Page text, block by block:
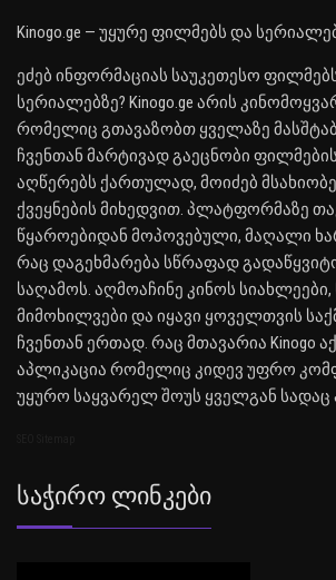
Kinogo.ge — უყურე ფილმებს და
ეძებ ინფორმაციას საუკეთესო
სერიალებზე? Kinogo.ge არის
რომელიც გთავაზობთ ყველაზე
ჩვენთან მარტივად გაეცნობი
აღწერებს ქართულად, მოიძებ
ქვეყნების მიხედვით. პლატფორმაზე
წყაროებიდან მოპოვებული, მაღალი
რაც დაგეხმარება სწრაფად
საღამოს. აღმოაჩინე კინოს სიახლეები,
მიმოხილვები და იყავი ყოველთვის
ჩვენთან ერთად. რაც მთავარია Kinogo
აპლიკაცია რომელიც კიდევ უფრო
უყურო საყვარელ შოუს ყველგან სადაც
Საჭირო Ლინკები